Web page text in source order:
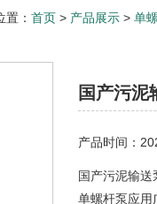
： 首页 > 产品展示 > 单
国产污泥
产品时间：
国产污泥输送
单螺杆泵应用